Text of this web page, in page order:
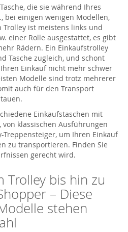
die sie während Ihres
bei einigen wenigen Modellen,
Trolley ist meistens links und
einer Rolle ausgestattet, es gibt
Rädern. Ein Einkaufstrolley
Tasche zugleich, und schont
Einkauf nicht mehr schwer
Modelle sind trotz mehrerer
auch für den Transport
Einkaufstaschen mit
klassischen Ausführungen
um Ihren Einkauf
zu transportieren. Finden Sie
gerecht wird.
Trolley bis hin zu
– Diese
stehen